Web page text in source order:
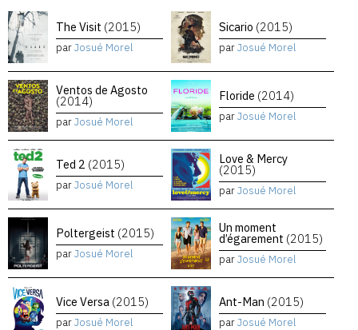
The Visit (2015)
parJosué Morel
Sicario (2015)
parJosué Morel
Ventos de Agosto
(2014)
parJosué Morel
Floride (2014)
parJosué Morel
Ted 2 (2015)
parJosué Morel
Love & Mercy
(2015)
parJosué Morel
Poltergeist (2015)
parJosué Morel
Un moment
d’égarement (2015)
parJosué Morel
Vice Versa (2015)
parJosué Morel
Ant-Man (2015)
parJosué Morel